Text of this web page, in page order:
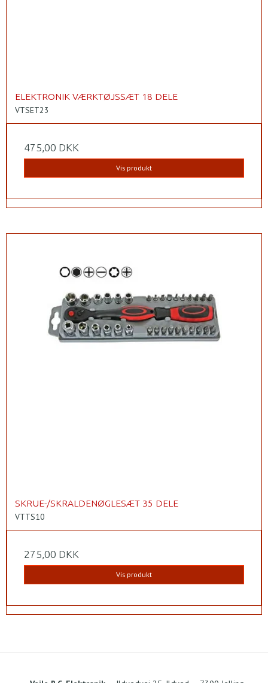
ELEKTRONIK VÆRKTØJSSÆT 18 DELE
VTSET23
475,00 DKK
Vis produkt
SKRUE-/SKRALDENØGLESÆT 35 DELE
VTTS10
275,00 DKK
Vis produkt